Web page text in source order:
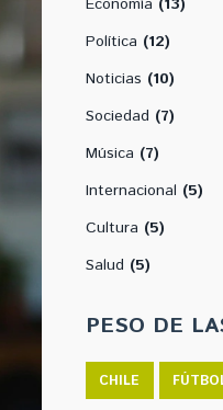
Economía (13)
Política (12)
Noticias (10)
Sociedad (7)
Música (7)
Internacional (5)
Cultura (5)
Salud (5)
PESO DE
CHILE